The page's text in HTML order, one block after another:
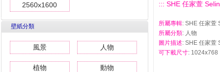
2560x1600
壁紙分類
風景 人物
植物 動物
::: SHE 任家萱
所屬專輯: SHE 任家萱
所屬分類: 人物
圖片描述: SHE 任家萱
可下載尺寸: